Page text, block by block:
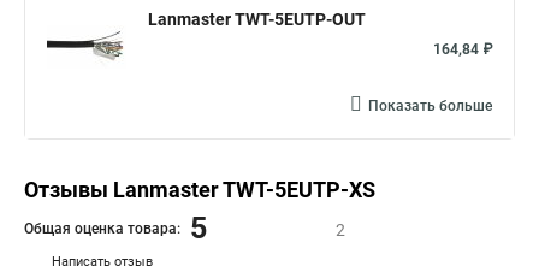
Lanmaster TWT-5EUTP-OUT
164,84 ₽
Показать больше
Отзывы Lanmaster TWT-5EUTP-XS
Написать отзыв
Общая оценка товара: 5 2